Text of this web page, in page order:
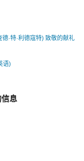
·特·利德寇特) 致敬的献礼
语)
息